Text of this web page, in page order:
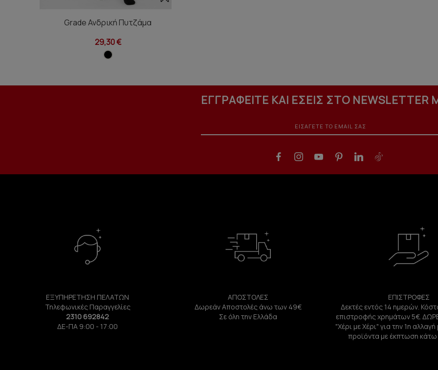
Grade Ανδρική Πυτζάμα
29,30 €
ΕΓΓΡΑΦΕΙΤΕ ΚΑΙ ΕΣΕΙΣ ΣΤΟ NEWSLETTER
ΕΞΥΠΗΡΕΤΗΣΗ ΠΕΛΑΤΩΝ
Τηλεφωνικές Παραγγελίες
2310 692842
ΔΕ-ΠΑ 9:00 - 17:00
ΑΠΟΣΤΟΛΕΣ
Δωρεάν Αποστολές άνω των 49€
Σε όλη την Ελλάδα
ΕΠΙΣΤΡΟΦΕΣ
Δεκτές εντός 14 ημερών.
επιστροφής χρημάτων 5€.
"Χέρι με Χέρι" για την 1η
προϊόντα με έκπτωση